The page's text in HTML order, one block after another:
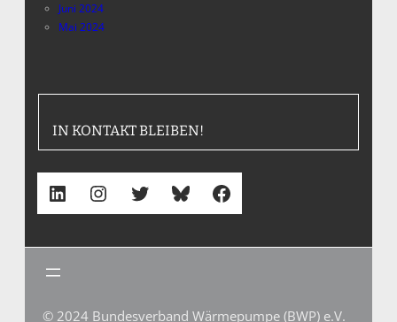
Juni 2024
Mai 2024
IN KONTAKT BLEIBEN!
LinkedIn Instagram Twitter Bluesky Facebook
© 2024 Bundesverband Wärmepumpe (BWP) e.V.